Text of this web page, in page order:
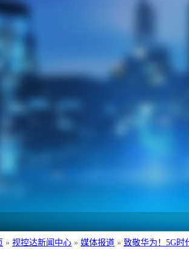
» 视控达新闻中心 » 媒体报道 » 致敬华为！5G时